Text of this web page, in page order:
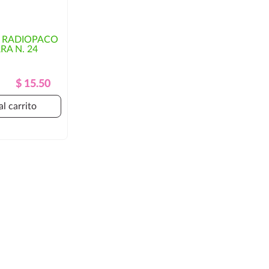
N. 24
Precio
Regular
Precio$ 15.50
carrito